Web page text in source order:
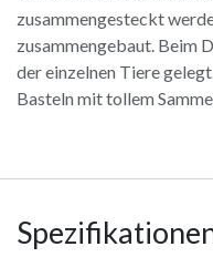
zusammengesteckt
zusammengebaut. Beim
der einzelnen Tiere
Basteln mit tollem